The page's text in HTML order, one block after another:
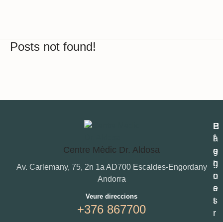
Posts not found!
Centre Mèdic Dr. Aldosa
Av. Carlemany, 75, 2n 1a AD700 Escaldes-Engordany
Andorra
Veure direccions
+376 867700
P
à
g
i
n
e
s
E
l
s
n
o
s
t
r
B
l
o
g